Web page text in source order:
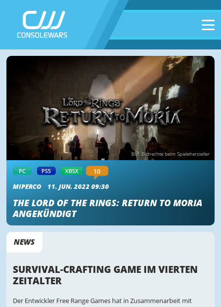
Bild: Bildrechte beim Spielehersteller
PC PS5 XBSX
10
MIPERCO
11. JUN. 2022 09:30
THE LORD OF THE RINGS: RETURN TO MORIA
ANGEKÜNDIGT
NEWS
SURVIVAL-CRAFTING GAME IM VIERTEN
ZEITALTER
Der Entwickler Free Range Games hat in Zusammenarbeit mit